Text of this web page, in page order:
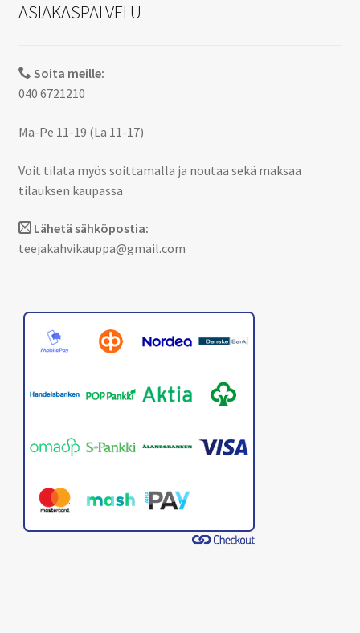
ASIAKASPALVELU
Soita meille:
040 6721210
Ma-Pe 11-19 (La 11-17)
Voit tilata myös soittamalla ja noutaa sekä maksaa
tilauksen kaupassa
Lähetä sähköpostia:
teejakahvikauppa@gmail.com